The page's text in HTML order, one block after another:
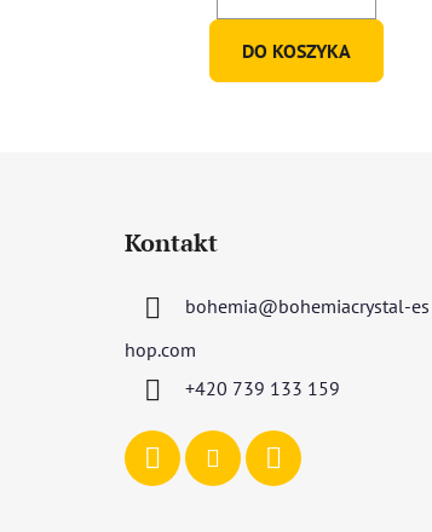
DO KOSZYKA
Kontakt
bohemia@bohemiacrystal-es
hop.com
+420 739 133 159